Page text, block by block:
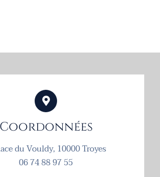
Coordonnées
du Vouldy, 10000 Troyes
06 74 88 97 55